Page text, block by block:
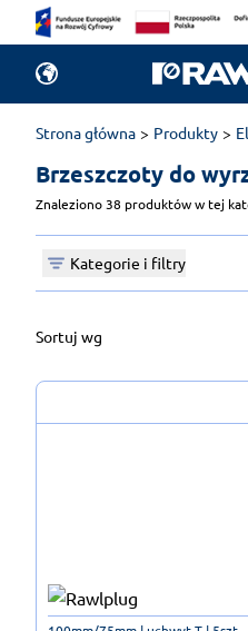
Strona główna Produkty
Brzeszczoty do
Znaleziono 38 produktów w tej
Kategorie i filtry
Sortuj wg